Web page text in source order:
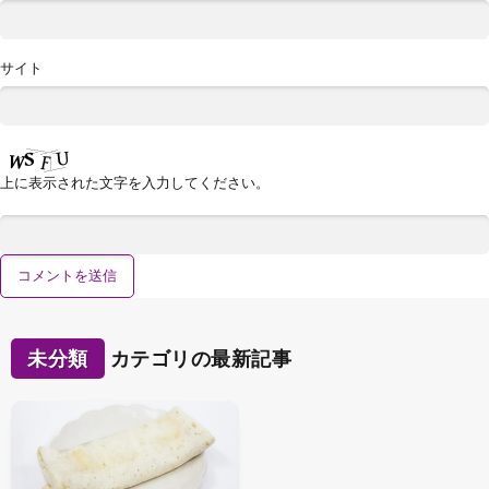
サイト
上に表示された文字を入力してください。
未分類 カテゴリの最新記事